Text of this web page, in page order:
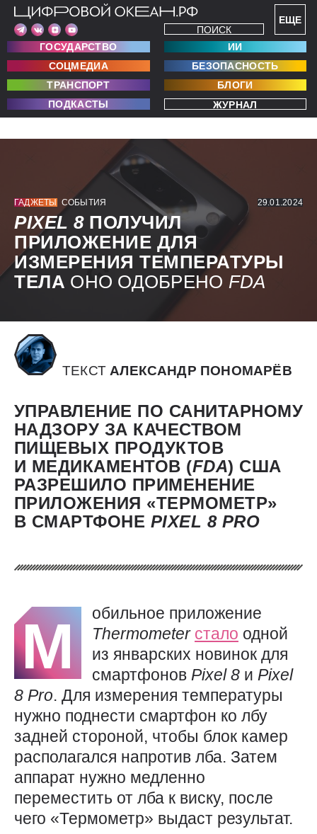
ЕЩЕ
ПОИСК
ГОСУДАРСТВО
ИИ
СОЦМЕДИА
БЕЗОПАСНОСТЬ
ТРАНСПОРТ
БЛОГИ
ПОДКАСТЫ
ЖУРНАЛ
ГАДЖЕТЫ СОБЫТИЯ 29.01.2024
PIXEL 8ПОЛУЧИЛ
ПРИЛОЖЕНИЕ ДЛЯ
ИЗМЕРЕНИЯ ТЕМПЕРАТУРЫ
ТЕЛА ОНО ОДОБРЕНО FDA
ТЕКСТ АЛЕКСАНДР ПОНОМАРЁВ
УПРАВЛЕНИЕ ПО САНИТАРНОМУ
НАДЗОРУ ЗА КАЧЕСТВОМ
ПИЩЕВЫХ ПРОДУКТОВ
И МЕДИКАМЕНТОВ (FDA) США
РАЗРЕШИЛО ПРИМЕНЕНИЕ
ПРИЛОЖЕНИЯ «ТЕРМОМЕТР»
В СМАРТФОНЕ PIXEL 8 PRO
М
обильное приложение
Thermometer стало одной
из январских новинок для
смартфонов Pixel 8 и Pixel
8 Pro. Для измерения температуры
нужно поднести смартфон ко лбу
задней стороной, чтобы блок камер
располагался напротив лба. Затем
аппарат нужно медленно
переместить от лба к виску, после
чего «Термометр» выдаст результат.